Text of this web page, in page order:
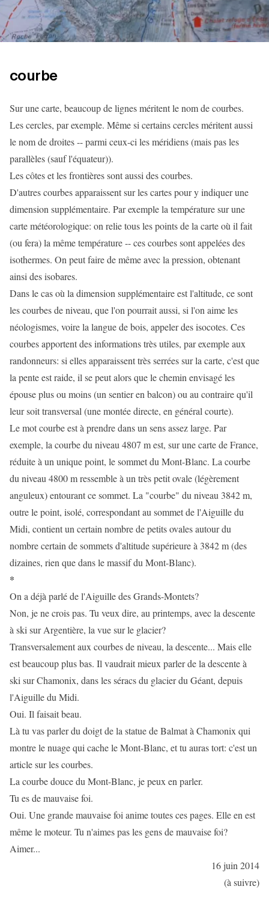
courbe
Sur une carte, beaucoup de lignes méritent le nom de courbes.
Les cercles, par exemple. Même si certains cercles méritent aussi
le nom de droites -- parmi ceux-ci les méridiens (mais pas les
parallèles (sauf l'équateur)).
Les côtes et les frontières sont aussi des courbes.
D'autres courbes apparaissent sur les cartes pour y indiquer une
dimension supplémentaire. Par exemple la température sur une
carte météorologique: on relie tous les points de la carte où il fait
(ou fera) la même température -- ces courbes sont appelées des
isothermes. On peut faire de même avec la pression, obtenant
ainsi des isobares.
Dans le cas où la dimension supplémentaire est l'altitude, ce sont
les courbes de niveau, que l'on pourrait aussi, si l'on aime les
néologismes, voire la langue de bois, appeler des isocotes. Ces
courbes apportent des informations très utiles, par exemple aux
randonneurs: si elles apparaissent très serrées sur la carte, c'est que
la pente est raide, il se peut alors que le chemin envisagé les
épouse plus ou moins (un sentier en balcon) ou au contraire qu'il
leur soit transversal (une montée directe, en général courte).
Le mot courbe est à prendre dans un sens assez large. Par
exemple, la courbe du niveau 4807 m est, sur une carte de France,
réduite à un unique point, le sommet du Mont-Blanc. La courbe
du niveau 4800 m ressemble à un très petit ovale (légèrement
anguleux) entourant ce sommet. La "courbe" du niveau 3842 m,
outre le point, isolé, correspondant au sommet de l'Aiguille du
Midi, contient un certain nombre de petits ovales autour du
nombre certain de sommets d'altitude supérieure à 3842 m (des
dizaines, rien que dans le massif du Mont-Blanc).
*
On a déjà parlé de l'Aiguille des Grands-Montets?
Non, je ne crois pas. Tu veux dire, au printemps, avec la descente
à ski sur Argentière, la vue sur le glacier?
Transversalement aux courbes de niveau, la descente... Mais elle
est beaucoup plus bas. Il vaudrait mieux parler de la descente à
ski sur Chamonix, dans les séracs du glacier du Géant, depuis
l'Aiguille du Midi.
Oui. Il faisait beau.
Là tu vas parler du doigt de la statue de Balmat à Chamonix qui
montre le nuage qui cache le Mont-Blanc, et tu auras tort: c'est un
article sur les courbes.
La courbe douce du Mont-Blanc, je peux en parler.
Tu es de mauvaise foi.
Oui. Une grande mauvaise foi anime toutes ces pages. Elle en est
même le moteur. Tu n'aimes pas les gens de mauvaise foi?
Aimer...
16 juin 2014
(à suivre)